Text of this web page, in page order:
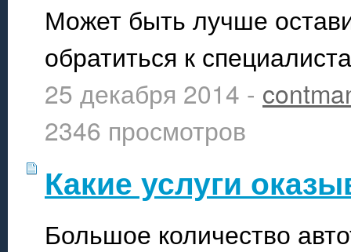
Может быть лучше
обратиться к
25 декабря 2014 -
2346 просмотров
Какие услуги
Большое количество